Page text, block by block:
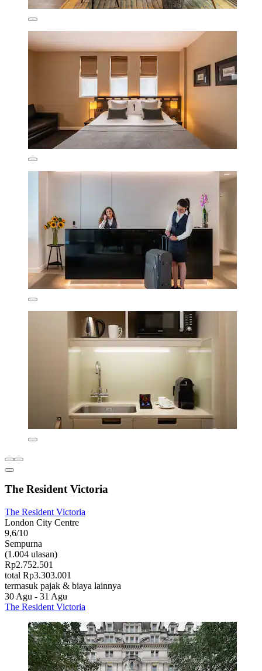
The Resident Victoria
The Resident Victoria
London City Centre
9,6/10
Sempurna
(1.004 ulasan)
Rp2.752.501
total Rp3.303.001
termasuk pajak & biaya lainnya
30 Agu - 31 Agu
The Resident Victoria